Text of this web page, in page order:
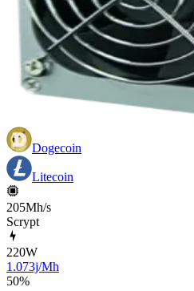
Dogecoin
Litecoin
205Mh/s
Scrypt
220W
1.073j/Mh
50%